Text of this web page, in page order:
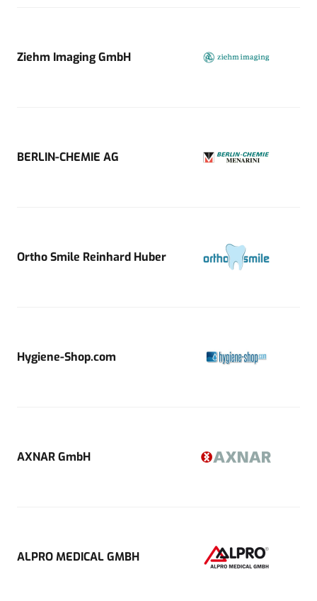
Ziehm Imaging GmbH
BERLIN-CHEMIE AG
Ortho Smile Reinhard Huber
Hygiene-Shop.com
AXNAR GmbH
ALPRO MEDICAL GMBH